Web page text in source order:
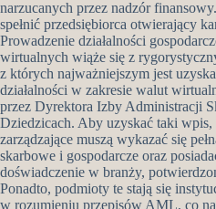
narzucanych przez nadzór
spełnić przedsiębiorca otwierający
Prowadzenie działalności
wirtualnych wiąże się z
z których najważniejszym jest
działalności w zakresie walut
przez Dyrektora Izby Administracji
Dziedzicach. Aby uzyskać taki wpis,
zarządzające muszą wykazać się
skarbowe i gospodarcze oraz
doświadczenie w branży,
Ponadto, podmioty te stają się
w rozumieniu przepisów AML, co